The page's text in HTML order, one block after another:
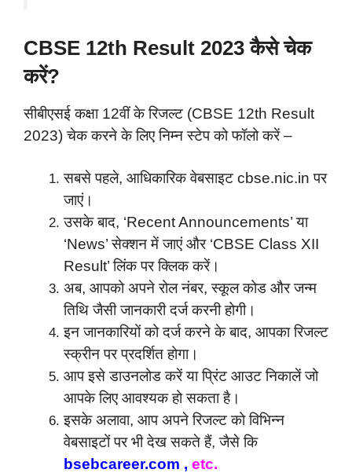
CBSE 12th Result 2023 कैसे चेक
करें?
सीबीएसई कक्षा 12वीं के रिजल्ट (CBSE 12th Result
2023) चेक करने के लिए निम्न स्टेप को फॉलो करें –
सबसे पहले, आधिकारिक वेबसाइट cbse.nic.in पर
जाएं।
उसके बाद, ‘Recent Announcements’ या
‘News’ सेक्शन में जाएं और ‘CBSE Class XII
Result’ लिंक पर क्लिक करें।
अब, आपको अपने रोल नंबर, स्कूल कोड और जन्म
तिथि जैसी जानकारी दर्ज करनी होगी।
इन जानकारियों को दर्ज करने के बाद, आपका रिजल्ट
स्क्रीन पर प्रदर्शित होगा।
आप इसे डाउनलोड करें या प्रिंट आउट निकालें जो
आपके लिए आवश्यक हो सकता है।
इसके अलावा, आप अपने रिजल्ट को विभिन्न
वेबसाइटों पर भी देख सकते हैं, जैसे कि
bsebcareer.com , etc.